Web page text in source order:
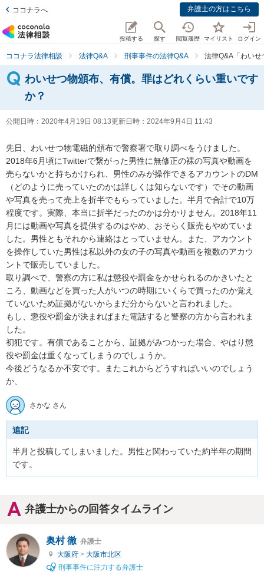
ココナラへ 弁護士の方はこちら
投稿する 探す 閲覧履歴 マイリスト ログイン
ココナラ法律相談 法律Q&A 刑事事件の法律Q&A 法律Q&A「わい
わいせつ物頒布、有償。罪はどれくらい重いです
か？
公開日時： 2020年4月19日 08:13更新日時： 2024年9月4日 11:43
先日、わいせつ物電磁的頒布で警察署で取り調べをうけました。
2018年6月頃にTwitterで繋がった男性に無修正の裸の写真や動画を
売らないかと持ちかけられ、男性のみが操作できるアカウントのDM
（どのように売っていたのかは詳しくは知らないです）でその動画
や写真を売って売上を折半でもらっていました。半月で合計で10万
程度です。実際、本当に折半だったのかは分かりません。2018年11
月には動画や写真を提供するのはやめ、おそらく販売もやめていま
した。男性ともそれから連絡はとっていません。また、アカウント
を操作していた男性は私以外の女の子の写真や動画を複数のアカウ
ントで販売していました。
取り調べで、警察の方に私は懲役や罰金をかせられるのかきいたと
ころ、動画などを買った人がいつの時期にいくらで買ったのか覚え
ていないため証拠がないからまだ分からないと言われました。
もし、懲役や罰金が決まればまた電話すると警察の方から言われま
した。
初犯です。有償であることから、証拠がみつかった場合、やはり懲
役や罰金は重くなってしまうのでしょうか。
今後どうなるか不安です。またこれからどうすればいいのでしょう
か、
さかな さん
追記
半月と投稿してしまいました。男性と関わっていた約半年の期間
です。
弁護士からの回答タイムライン
奥村 徹 弁護士
大阪府 > 大阪市北区
刑事事件に注力する弁護士